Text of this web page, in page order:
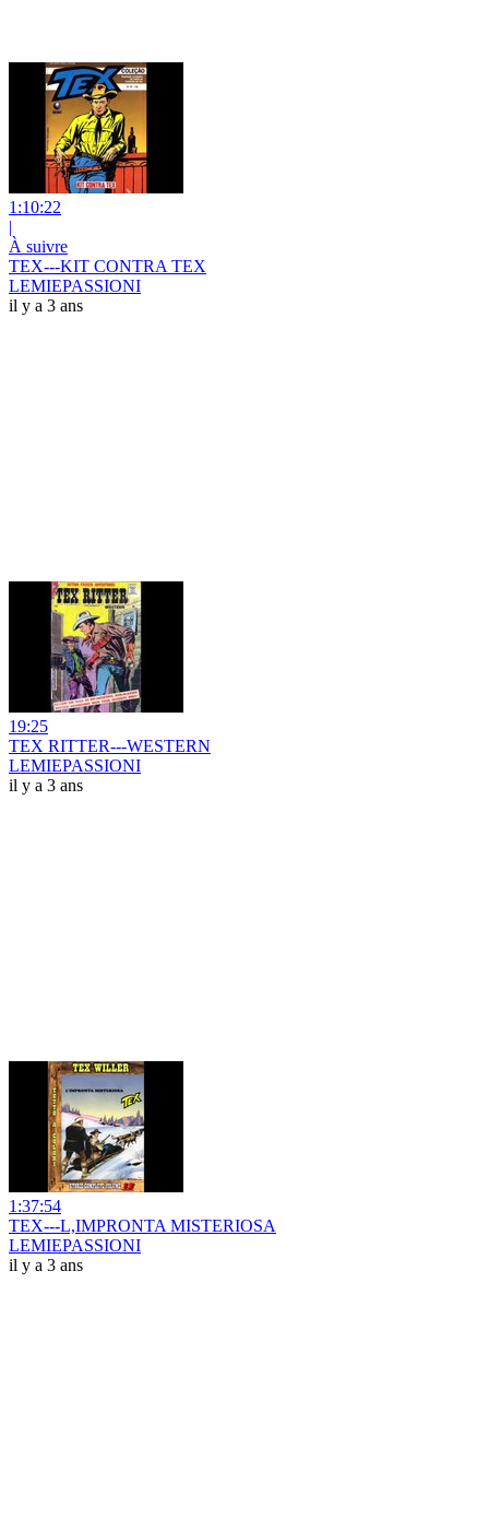
1:10:22
|
À suivre
TEX---KIT CONTRA TEX
LEMIEPASSIONI
il y a 3 ans
19:25
TEX RITTER---WESTERN
LEMIEPASSIONI
il y a 3 ans
1:37:54
TEX---L,IMPRONTA MISTERIOSA
LEMIEPASSIONI
il y a 3 ans